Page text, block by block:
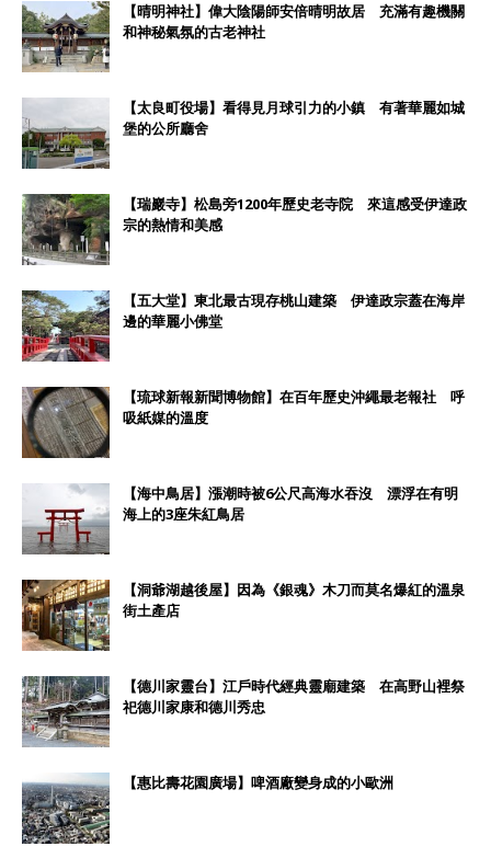
【晴明神社】偉大陰陽師安倍晴明故居 充滿有趣機關
和神秘氣氛的古老神社
【太良町役場】看得見月球引力的小鎮 有著華麗如城
堡的公所廳舍
【瑞巖寺】松島旁1200年歷史老寺院 來這感受伊達政
宗的熱情和美感
【五大堂】東北最古現存桃山建築 伊達政宗蓋在海岸
邊的華麗小佛堂
【琉球新報新聞博物館】在百年歷史沖繩最老報社 呼
吸紙媒的溫度
【海中鳥居】漲潮時被6公尺高海水吞沒 漂浮在有明
海上的3座朱紅鳥居
【洞爺湖越後屋】因為《銀魂》木刀而莫名爆紅的溫泉
街土產店
【德川家靈台】江戶時代經典靈廟建築 在高野山裡祭
祀德川家康和德川秀忠
【惠比壽花園廣場】啤酒廠變身成的小歐洲